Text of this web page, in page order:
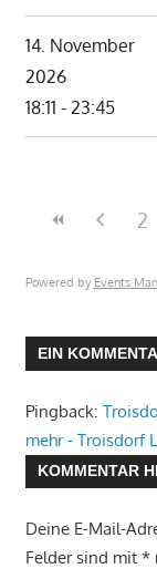
14. November
2026
18:11 - 23:45
2
Powered by Events
EIN
Pingback:
mehr - Troisdorf
KOMMENTAR
Deine E-Mail-
Felder sind mit *